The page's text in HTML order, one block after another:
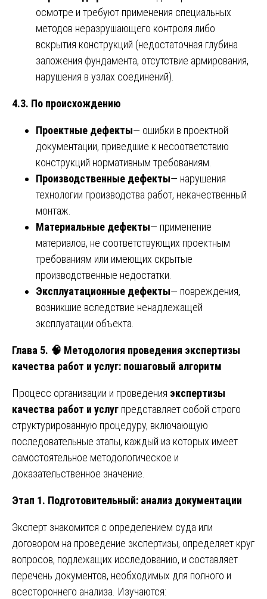
осмотре и требуют применения специальных
методов неразрушающего контроля либо
вскрытия конструкций (недостаточная глубина
заложения фундамента, отсутствие армирования,
нарушения в узлах соединений).
4.3. По происхождению
Проектные дефекты— ошибки в проектной
документации, приведшие к несоответствию
конструкций нормативным требованиям.
Производственные дефекты— нарушения
технологии производства работ, некачественный
монтаж.
Материальные дефекты— применение
материалов, не соответствующих проектным
требованиям или имеющих скрытые
производственные недостатки.
Эксплуатационные дефекты— повреждения,
возникшие вследствие ненадлежащей
эксплуатации объекта.
Глава 5. 🧠 Методология проведения экспертизы
качества работ и услуг: пошаговый алгоритм
Процесс организации и проведения экспертизы
качества работ и услуг представляет собой строго
структурированную процедуру, включающую
последовательные этапы, каждый из которых имеет
самостоятельное методологическое и
доказательственное значение.
Этап 1. Подготовительный: анализ документации
Эксперт знакомится с определением суда или
договором на проведение экспертизы, определяет круг
вопросов, подлежащих исследованию, и составляет
перечень документов, необходимых для полного и
всестороннего анализа. Изучаются: